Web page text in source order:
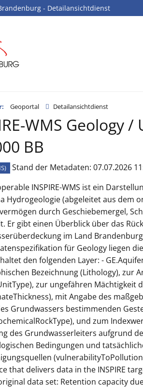
- Detailansichtdienst
Geoportal Detailansichtdienst
WMS Geology
BB
Stand der Metadaten: 07.07.2026
INSPIRE-WMS ist ein
Hydrogeologie (abgeleitet aus dem
durch Geschiebemergel,
Er gibt einen Überblick über das
im Land
für Geology liegen
den folgenden Layer: -
Bezeichnung (Lithology), zur
zur ungefähren Mächtigkeit
mit Angabe des
Grundwassers bestimmenden
und zum
des Grundwasserleiters aufgrund
Bedingungen und
that delivers data in the INSPIRE
data set: Retention capacity